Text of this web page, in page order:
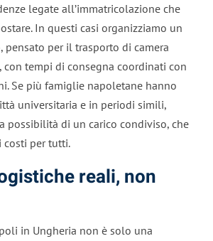
legate all’immatricolazione che
In questi casi organizziamo un
pensato per il trasporto di camera
tempi di consegna coordinati con
Se più famiglie napoletane hanno
universitaria e in periodi simili,
possibilità di un carico condiviso, che
costi per tutti.
reali, non
in Ungheria non è solo una